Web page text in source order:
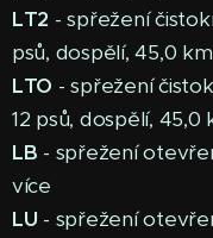
LT2 - spřežení
psů, dospělí, 45,0
LTO - spřežení
12 psů, dospělí, 45,0
LB - spřežení
více
LU - spřežení